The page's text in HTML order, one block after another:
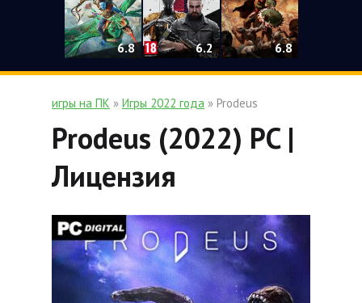
6.8 6.2 6.8
игры на ПК » Игры 2022 года » Prodeus
Prodeus (2022) PC |
Лицензия